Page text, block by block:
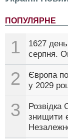
ПОПУЛЯРНЕ
1
1627
серпня.
2
Європа
у 2029
3
знищити